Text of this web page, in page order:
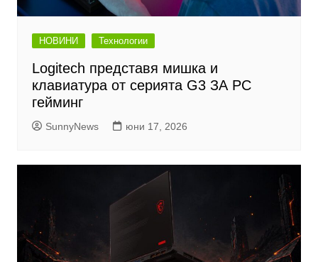
НОВИНИ Технологии
Logitech представя мишка и
клавиатура от серията G3 ЗА PC
гейминг
SunnyNews юни 17, 2026